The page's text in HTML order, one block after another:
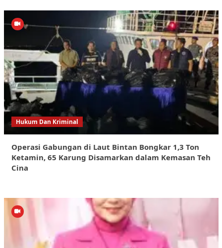
Hukum Dan Kriminal
Operasi Gabungan di Laut Bintan Bongkar 1,3 Ton
Ketamin, 65 Karung Disamarkan dalam Kemasan Teh
Cina